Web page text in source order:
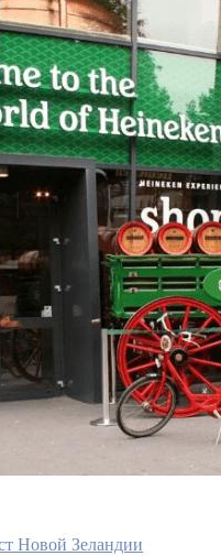
Новой Зеландии